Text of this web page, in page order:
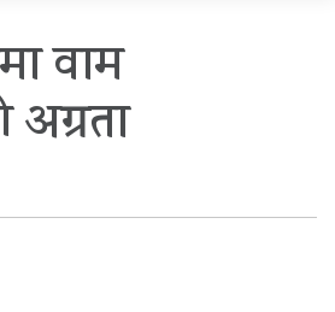
वाम